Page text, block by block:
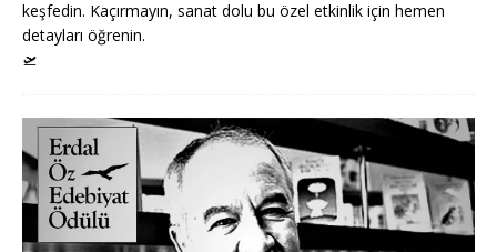
keşfedin. Kaçırmayın, sanat dolu bu özel etkinlik için hemen
detayları öğrenin.
🛫